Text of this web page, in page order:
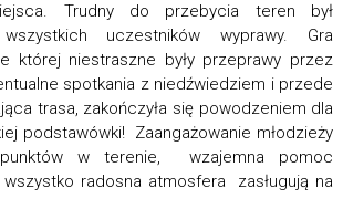
Trudny do przebycia teren był
uczestników wyprawy. Gra
której niestraszne były przeprawy przez
spotkania z niedźwiedziem i przede
trasa, zakończyła się powodzeniem dla
podstawówki! Zaangażowanie młodzieży
w terenie, wzajemna pomoc
radosna atmosfera zasługują na